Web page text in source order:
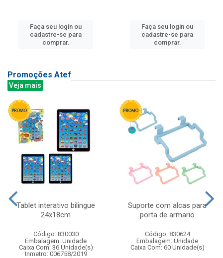
Faça seu login ou
cadastre-se para
comprar.
Faça seu login ou
cadastre-se para
comprar.
Promoções Atef
Veja mais
Tablet interativo bilingue
24x18cm
Código: 830030
Embalagem: Unidade
Caixa Com: 36 Unidade(s)
Inmetro: 006758/2019
Suporte com alcas para
porta de armario
Código: 830624
Embalagem: Unidade
Caixa Com: 60 Unidade(s)